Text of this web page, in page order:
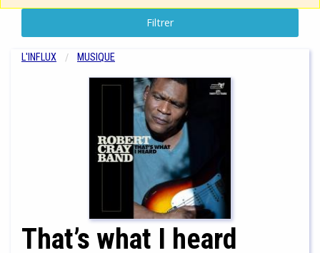
Filtrer
L'INFLUX MUSIQUE
That’s what I heard